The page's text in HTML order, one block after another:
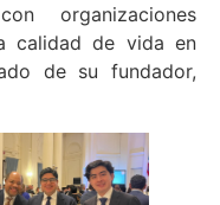
organizaciones
calidad de vida en
de su fundador,